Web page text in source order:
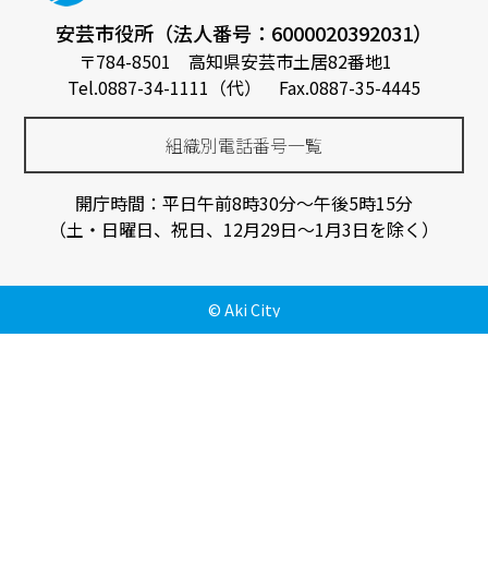
安芸市役所（法人番号：6000020392031）
〒784-8501 高知県安芸市土居82番地1
Tel.0887-34-1111（代） Fax.0887-35-4445
組織別電話番号一覧
開庁時間：平日午前8時30分～午後5時15分
（土・日曜日、祝日、12月29日～1月3日を除く）
© Aki City